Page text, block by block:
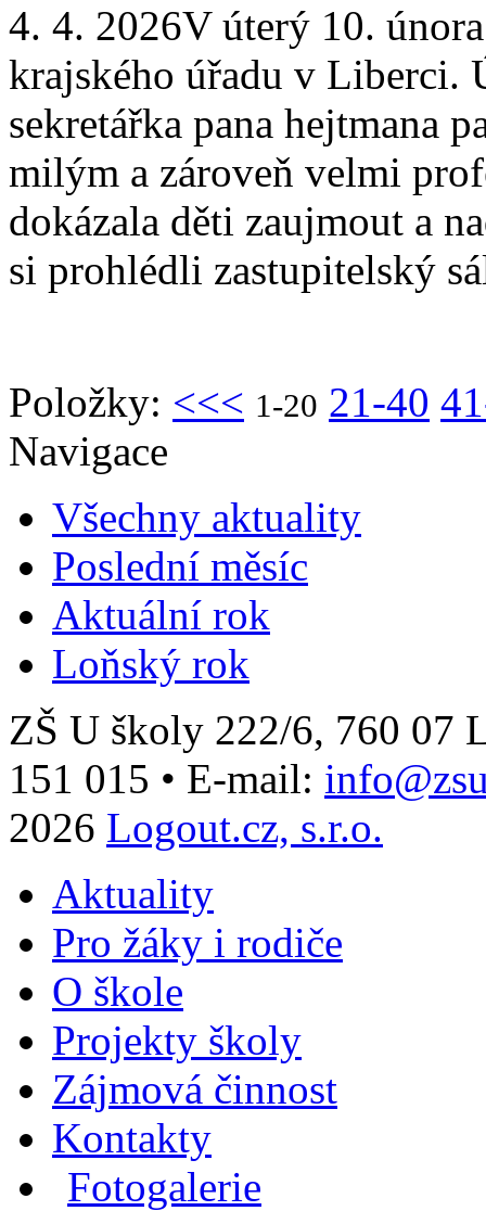
4. 4. 2026V úterý 10.
krajského úřadu v Liberci.
sekretářka pana hejtmana
milým a zároveň velmi
dokázala děti zaujmout a
si prohlédli zastupitelský
Položky: <<< 1-20 21-40
Navigace
Všechny aktuality
Poslední měsíc
Aktuální rok
Loňský rok
ZŠ U školy 222/6, 760 07
151 015 • E-mail:
2026 Logout.cz, s.r.o.
Aktuality
Pro žáky i rodiče
O škole
Projekty školy
Zájmová činnost
Kontakty
Fotogalerie